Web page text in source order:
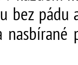
bez